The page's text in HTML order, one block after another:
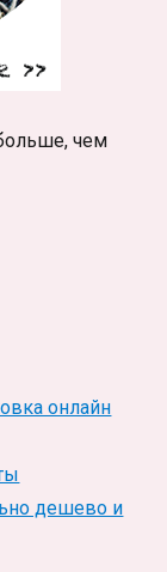
чем
онлайн
дешево и